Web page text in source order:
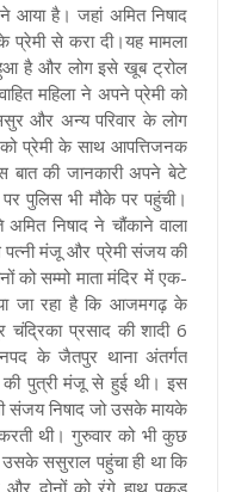
है। जहां अमित निषाद
से करा दी।यह मामला
हुआ है और लोग इसे खूब ट्रोल
महिला ने अपने प्रेमी को
और अन्य परिवार के लोग
प्रेमी के साथ आपत्तिजनक
की जानकारी अपने बेटे
पुलिस भी मौके पर पहुंची।
निषाद ने चौंकाने वाला
मंजू और प्रेमी संजय की
को सम्मो माता मंदिर में एक-
जा रहा है कि आजमगढ़ के
प्रसाद की शादी 6
के जैतपुर थाना अंतर्गत
की पुत्री मंजू से हुई थी। इस
संजय निषाद जो उसके मायके
थी। गुरुवार को भी कुछ
ससुराल पहुंचा ही था कि
दोनों को रंगे हाथ पकड़